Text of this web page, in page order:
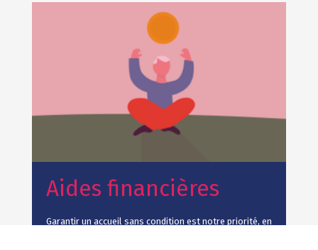
Aides financières
Garantir un accueil sans condition est notre priorité, en